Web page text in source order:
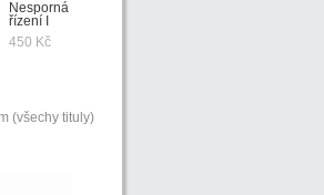
Nesporná
řízení I
450 Kč
(všechy tituly)